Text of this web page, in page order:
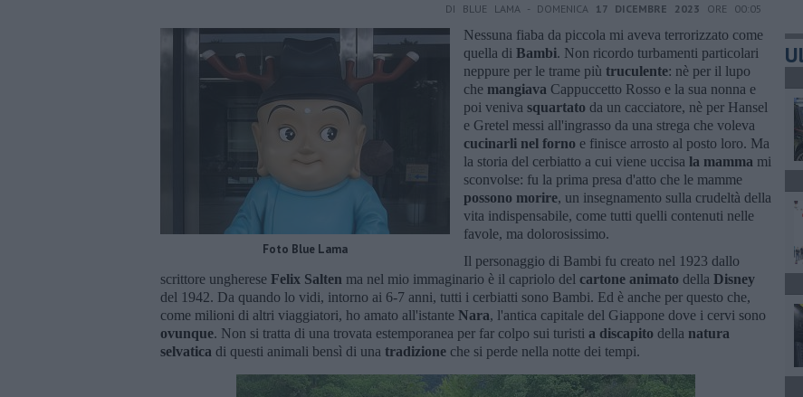
DI BLUE LAMA - DOMENICA 17 DICEMBRE 2023 ORE 00:05
Foto Blue Lama
Nessuna fiaba da piccola mi aveva terrorizzato come
quella di Bambi. Non ricordo turbamenti particolari
neppure per le trame più truculente: nè per il lupo
che mangiava Cappuccetto Rosso e la sua nonna e
poi veniva squartato da un cacciatore, nè per Hansel
e Gretel messi all'ingrasso da una strega che voleva
cucinarli nel forno e finisce arrosto al posto loro. Ma
la storia del cerbiatto a cui viene uccisa la mamma mi
sconvolse: fu la prima presa d'atto che le mamme
possono morire, un insegnamento sulla crudeltà della
vita indispensabile, come tutti quelli contenuti nelle
favole, ma dolorosissimo.
Il personaggio di Bambi fu creato nel 1923 dallo
scrittore ungherese Felix Salten ma nel mio immaginario è il capriolo del cartone animato della Disney
del 1942. Da quando lo vidi, intorno ai 6-7 anni, tutti i cerbiatti sono Bambi. Ed è anche per questo che,
come milioni di altri viaggiatori, ho amato all'istante Nara, l'antica capitale del Giappone dove i cervi sono
ovunque. Non si tratta di una trovata estemporanea per far colpo sui turisti a discapito della natura
selvatica di questi animali bensì di una tradizione che si perde nella notte dei tempi.